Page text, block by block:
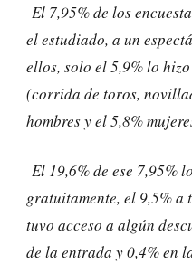
El 7,95% de los
el estudiado, a un
ellos, solo el 5,9% lo
(corrida de toros,
hombres y el 5,8%
El 19,6% de ese 7,95%
gratuitamente, el 9,5% a
tuvo acceso a algún
de la entrada y 0,4% en